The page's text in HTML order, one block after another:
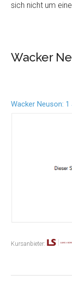
sich nicht um
Wacker
Wacker Neuson: 1
Kursanbieter: